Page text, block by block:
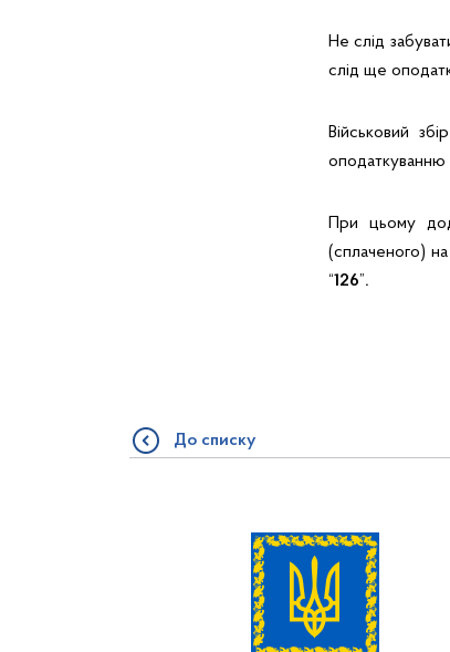
Не слід
слід ще
Військовий
оподаткуванню
При цьому
(сплаченого)
“126”.
До списку